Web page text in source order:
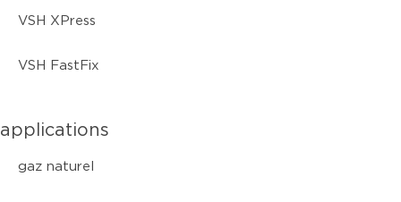
VSH XPress
VSH FastFix
applications
gaz naturel